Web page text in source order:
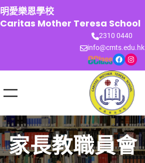
跳
至
主
明愛樂恩學校
Caritas Mother Teresa School
2310 0440
info@cmts.edu.hk
Facebook Instagram
家長教職員會